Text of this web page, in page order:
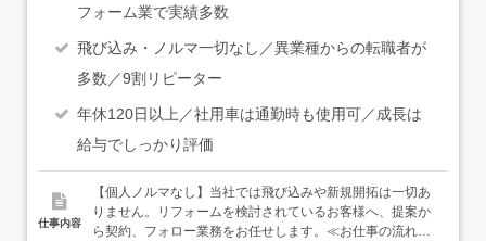
フォーム業で実績多数
飛び込み・ノルマ一切なし／異業種からの転職者が
多数／9割リピーター
年休120日以上／社用車は通勤時も使用可／成長は
給与でしっかり評価
仕事内容
【個人ノルマなし】当社では飛び込みや新規開拓は一切あ
りません。リフォームを検討されているお客様へ、提案か
ら契約、フォロー業務をお任せします。≪お仕事の流れ≫